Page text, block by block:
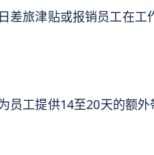
差旅津贴或报销员工在
员工提供14至20天的额外